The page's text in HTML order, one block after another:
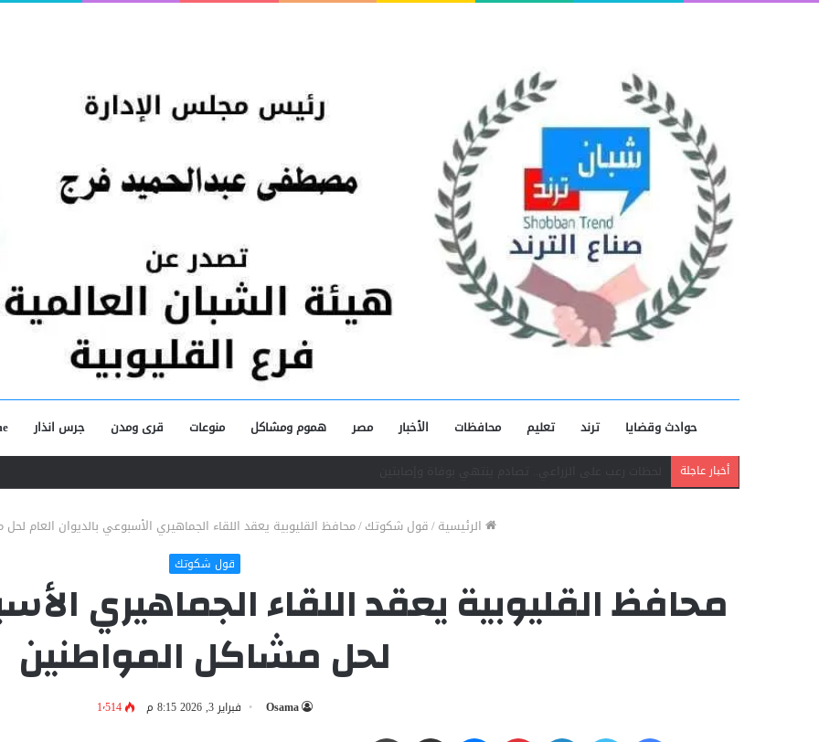
حوادث وقضايا ترند تعليم محافظات الأخبار مصر هموم ومشاكل منوعات قرى ومدن جرس انذار
أخبار عاجلة
الرئيسية/قول شكوتك/محافظ القليوبية يعقد اللقاء الجماهيري الأسبوعي بالديوان العام
قول شكوتك
محافظ القليوبية يعقد اللقاء الجماهيري
لحل مشاكل المواطنين
Osama فبراير 3, 2026 8:15 م 1٬514